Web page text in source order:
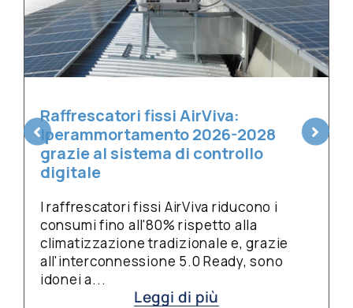
Raffrescatori fissi AirViva:
Iperammortamento 2026-2028
grazie al sistema di controllo
digitale
I raffrescatori fissi AirViva riducono i
consumi fino all'80% rispetto alla
climatizzazione tradizionale e, grazie
all'interconnessione 5.0 Ready, sono
idonei a...
Leggi di più